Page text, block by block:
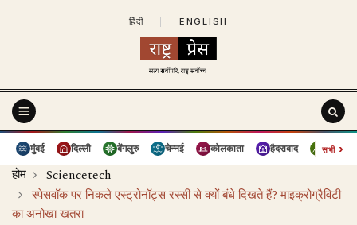
हिंदी ENGLISH
मुंबई दिल्ली बेंगलुरु चेन्नई कोलकाता हैदराबाद पुणे
सभी›
होम
Sciencetech
स्पेसवॉक पर निकले एस्ट्रोनॉट्स रस्सी से क्यों बंधे दिखते हैं? माइक्रोग्रैविटी
का अनोखा खतरा